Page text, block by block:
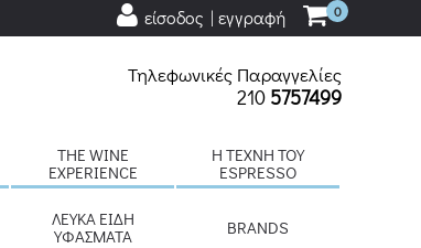
0
είσοδος | εγγραφή
Τηλεφωνικές Παραγγελίες
210 5757499
THE WINE
EXPERIENCE
H ΤΈΧΝΗ ΤΟΥ
ESPRESSO
ΛΕΥΚΆ ΕΊΔΗ
ΥΦΆΣΜΑΤΑ
BRANDS